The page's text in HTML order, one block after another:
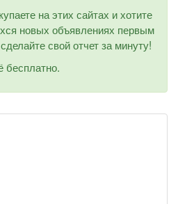
на этих сайтах и хотите
новых объявлениях первым
свой отчет за минуту!
бесплатно.